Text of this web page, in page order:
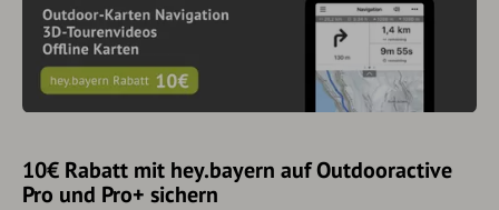
10€ Rabatt mit hey.bayern auf Outdooractive
Pro und Pro+ sichern